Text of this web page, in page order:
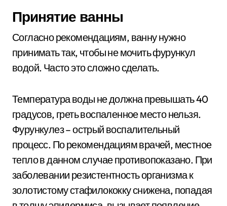
Принятие ванны
Согласно рекомендациям, ванну нужно
принимать так, чтобы не мочить фурункул
водой. Часто это сложно сделать.
Температура воды не должна превышать 40
градусов, греть воспаленное место нельзя.
Фурункулез – острый воспалительный
процесс. По рекомендациям врачей, местное
тепло в данном случае противопоказано. При
заболевании резистентность организма к
золотистому стафилококку снижена, попадая